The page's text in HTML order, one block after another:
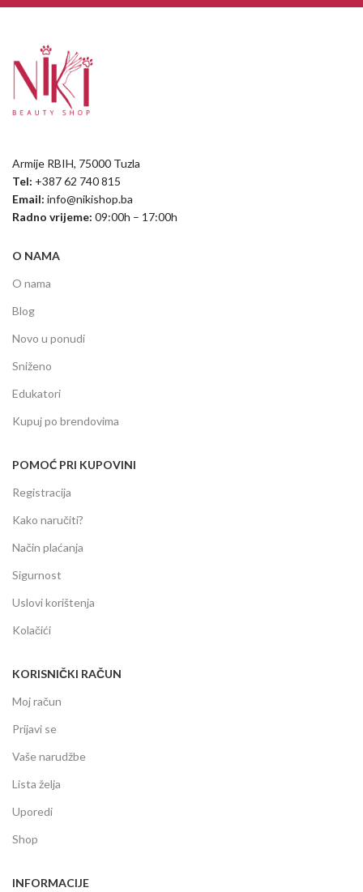
Armije RBIH, 75000 Tuzla
Tel: +387 62 740 815
Email: info@nikishop.ba
Radno vrijeme: 09:00h – 17:00h
O NAMA
O nama
Blog
Novo u ponudi
Sniženo
Edukatori
Kupuj po brendovima
POMOĆ PRI KUPOVINI
Registracija
Kako naručiti?
Način plaćanja
Sigurnost
Uslovi korištenja
Kolačići
KORISNIČKI RAČUN
Moj račun
Prijavi se
Vaše narudžbe
Lista želja
Uporedi
Shop
INFORMACIJE